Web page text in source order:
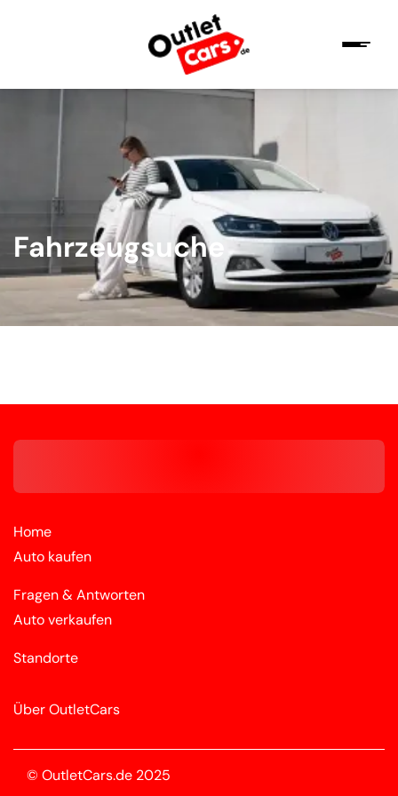
Fahrzeugsuche
Home
Auto kaufen
Fragen & Antworten
Auto verkaufen
Standorte
Über OutletCars
© OutletCars.de 2025